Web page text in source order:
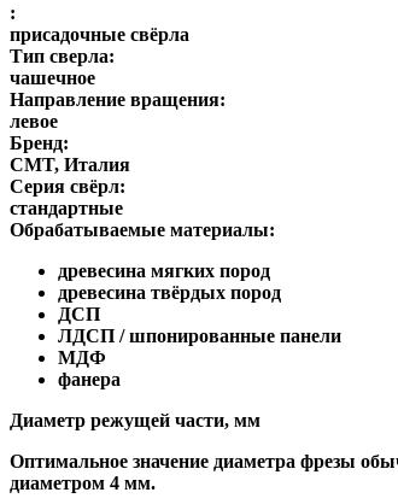
:
присадочные свёрла
Тип сверла:
чашечное
Направление вращения:
левое
Бренд:
CMT, Италия
Серия свёрл:
стандартные
Обрабатываемые материалы:
древесина мягких пород
древесина твёрдых пород
ДСП
ЛДСП / шпонированные панели
МДФ
фанера
Диаметр режущей части, мм
Оптимальное значение диаметра фрезы
диаметром 4 мм.